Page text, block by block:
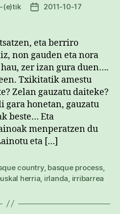
-(e)tik
Argitalpenaren
2011-10-17
eta berriro
non gauden eta nora
zer izan gura duen….
Txikitatik amestu
Zelan gauzatu daiteke?
honetan, gauzatu
beste… Eta
menperatzen du
eta […]
country, basque process,
herria irlanda irribarrea